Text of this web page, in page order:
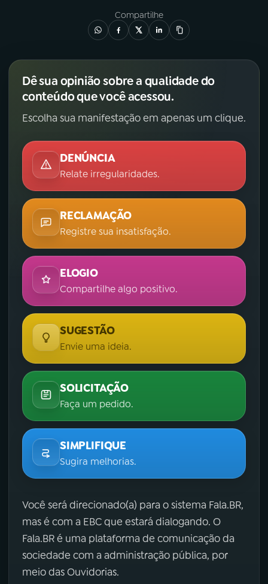
Compartilhe
Dê sua opinião sobre a qualidade do
conteúdo que você acessou.
Escolha sua manifestação em apenas um clique.
DENÚNCIA
Relate irregularidades.
RECLAMAÇÃO
Registre sua insatisfação.
ELOGIO
Compartilhe algo positivo.
SUGESTÃO
Envie uma ideia.
SOLICITAÇÃO
Faça um pedido.
SIMPLIFIQUE
Sugira melhorias.
Você será direcionado(a) para o sistema Fala.BR,
mas é com a EBC que estará dialogando. O
Fala.BR é uma plataforma de comunicação da
sociedade com a administração pública, por
meio das Ouvidorias.